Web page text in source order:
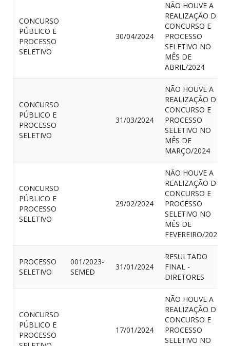
CONCURSO
PÚBLICO E
PROCESSO
SELETIVO
30/04/2024
NÃO HOUVE A
REALIZAÇÃO DE
CONCURSO E
PROCESSO
SELETIVO NO
MÊS DE
ABRIL/2024
CONCURSO
PÚBLICO E
PROCESSO
SELETIVO
31/03/2024
NÃO HOUVE A
REALIZAÇÃO DE
CONCURSO E
PROCESSO
SELETIVO NO
MÊS DE
MARÇO/2024
CONCURSO
PÚBLICO E
PROCESSO
SELETIVO
29/02/2024
NÃO HOUVE A
REALIZAÇÃO DE
CONCURSO E
PROCESSO
SELETIVO NO
MÊS DE
FEVEREIRO/2024
PROCESSO
SELETIVO
001/2023-
SEMED
31/01/2024
RESULTADO
FINAL -
DIRETORES
CONCURSO
PÚBLICO E
PROCESSO
17/01/2024
NÃO HOUVE A
REALIZAÇÃO DE
CONCURSO E
PROCESSO
SELETIVO NO